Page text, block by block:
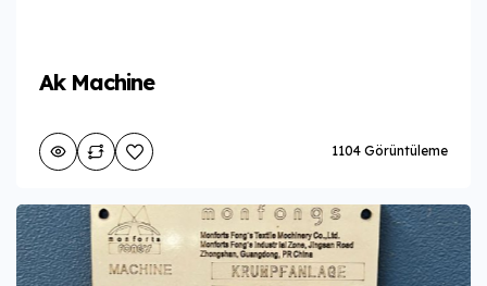
Ak Machine
1104 Görüntüleme